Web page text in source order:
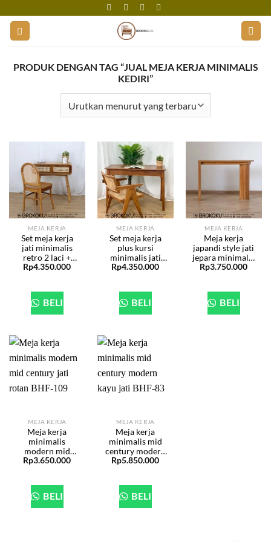
content
PRODUK DENGAN TAG “JUAL MEJA KERJA MINIMALIS
KEDIRI”
MEJA KERJA
Set meja kerja
jati minimalis
retro 2 laci +
kursi rotan BHF-
Rp4.350.000
BELI
MEJA KERJA
Set meja kerja
plus kursi
minimalis jati
rotan model A
Rp4.350.000
BELI
MEJA KERJA
Meja kerja
japandi style jati
jepara minimalis
BHF-250
Rp3.750.000
BELI
MEJA KERJA
Meja kerja
minimalis
modern mid
century jati
Rp3.650.000
BELI
MEJA KERJA
Meja kerja
minimalis mid
century modern
kayu jati BHF-83
Rp5.850.000
BELI